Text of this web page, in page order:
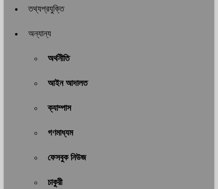
তথ্যপ্রযুক্তি
অন্যান্য
অর্থনীতি
আইন আদালত
ক্যাম্পাস
গণমাধ্যম
ফেসবুক নিউজ
চাকুরী